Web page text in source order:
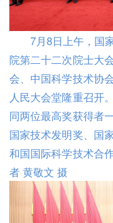
7月8日上午，国
院第二十二次院士大
会、中国科学技术协
人民大会堂隆重召开
同两位最高奖获得者
国家技术发明奖、国
和国国际科学技术合
者 黄敬文 摄